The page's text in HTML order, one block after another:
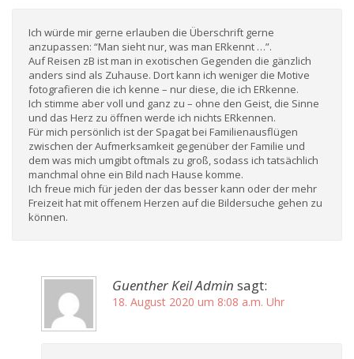
Ich würde mir gerne erlauben die Überschrift gerne
anzupassen: “Man sieht nur, was man ERkennt …”.
Auf Reisen zB ist man in exotischen Gegenden die gänzlich
anders sind als Zuhause. Dort kann ich weniger die Motive
fotografieren die ich kenne – nur diese, die ich ERkenne.
Ich stimme aber voll und ganz zu – ohne den Geist, die Sinne
und das Herz zu öffnen werde ich nichts ERkennen.
Für mich persönlich ist der Spagat bei Familienausflügen
zwischen der Aufmerksamkeit gegenüber der Familie und
dem was mich umgibt oftmals zu groß, sodass ich tatsächlich
manchmal ohne ein Bild nach Hause komme.
Ich freue mich für jeden der das besser kann oder der mehr
Freizeit hat mit offenem Herzen auf die Bildersuche gehen zu
können.
Guenther Keil Admin sagt:
18. August 2020 um 8:08 a.m. Uhr